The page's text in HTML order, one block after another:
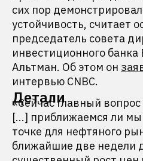
сих пор
устойчивость, считает
председатель совета
инвестиционного
Альтман. Об этом он
интервью CNBC.
Детали
«Сейчас главный
[...] приближаемся ли
точке для нефтяного
ближайшие две недели